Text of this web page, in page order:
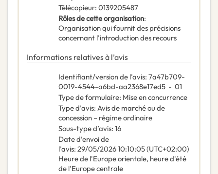
Télécopieur: 0139205487
Rôles de cette organisation:
Organisation qui fournit des précisions
concernant l’introduction des recours
Informations relatives à l’avis
Identifiant/version de l’avis: 7a47b709-
0019-4544-a6bd-aa2368e17ed5 - 01
Type de formulaire: Mise en concurrence
Type d’avis: Avis de marché ou de
concession – régime ordinaire
Sous-type d’avis: 16
Date d’envoi de
l’avis: 29/05/202610:10:05 (UTC+02:00)
Heure de l'Europe orientale, heure d'été
de l'Europe centrale